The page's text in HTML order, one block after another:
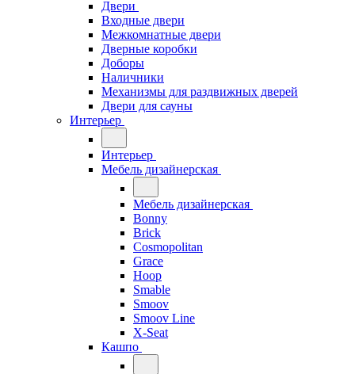
Двери
Входные двери
Межкомнатные двери
Дверные коробки
Доборы
Наличники
Механизмы для раздвижных дверей
Двери для сауны
Интерьер
Интерьер
Мебель дизайнерская
Мебель дизайнерская
Bonny
Brick
Cosmopolitan
Grace
Hoop
Smable
Smoov
Smoov Line
X-Seat
Кашпо